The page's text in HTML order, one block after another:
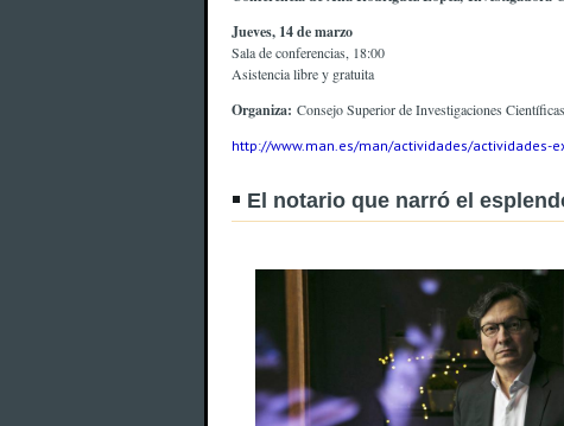
Jueves, 14 de marzo
Sala de conferencias, 18:00
Asistencia libre y gratuita
Organiza: Consejo Superior de Investigaciones
http://www.man.es/man/actividades/actividades-
El notario que narró el